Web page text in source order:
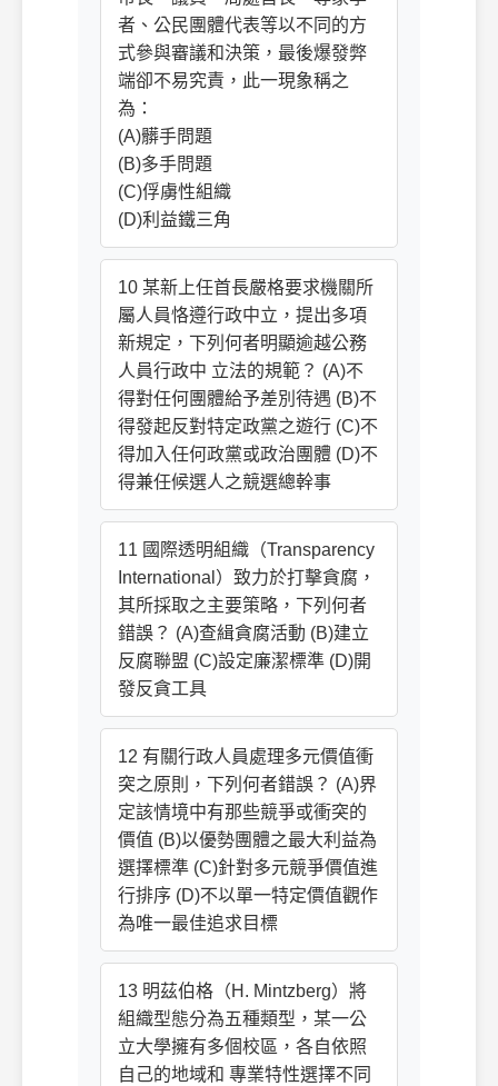
者、公民團體代表等以不同的方
式參與審議和決策，最後爆發弊
端卻不易究責，此一現象稱之
為：
(A)髒手問題
(B)多手問題
(C)俘虜性組織
(D)利益鐵三角
10 某新上任首長嚴格要求機關所
屬人員恪遵行政中立，提出多項
新規定，下列何者明顯逾越公務
人員行政中 立法的規範？ (A)不
得對任何團體給予差別待遇 (B)不
得發起反對特定政黨之遊行 (C)不
得加入任何政黨或政治團體 (D)不
得兼任候選人之競選總幹事
11 國際透明組織（Transparency
International）致力於打擊貪腐，
其所採取之主要策略，下列何者
錯誤？ (A)查緝貪腐活動 (B)建立
反腐聯盟 (C)設定廉潔標準 (D)開
發反貪工具
12 有關行政人員處理多元價值衝
突之原則，下列何者錯誤？ (A)界
定該情境中有那些競爭或衝突的
價值 (B)以優勢團體之最大利益為
選擇標準 (C)針對多元競爭價值進
行排序 (D)不以單一特定價值觀作
為唯一最佳追求目標
13 明茲伯格（H. Mintzberg）將
組織型態分為五種類型，某一公
立大學擁有多個校區，各自依照
自己的地域和 專業特性選擇不同